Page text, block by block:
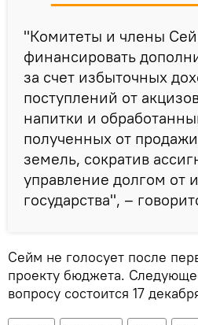
"Комитеты и члены
финансировать
за счет избыточных
поступлений от
напитки и
полученных от
земель, сократив
управление долгом от
государства", –
Сейм не голосует после
проекту бюджета.
вопросу состоится 17